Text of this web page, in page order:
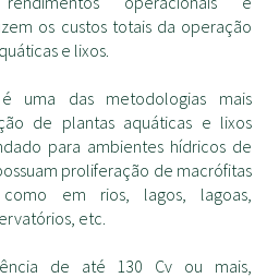
os custos totais da operação
e lixos.
uma das metodologias mais
de plantas aquáticas e lixos
para ambientes hídricos de
proliferação de macrófitas
em rios, lagos, lagoas,
etc.
de até 130 Cv ou mais,